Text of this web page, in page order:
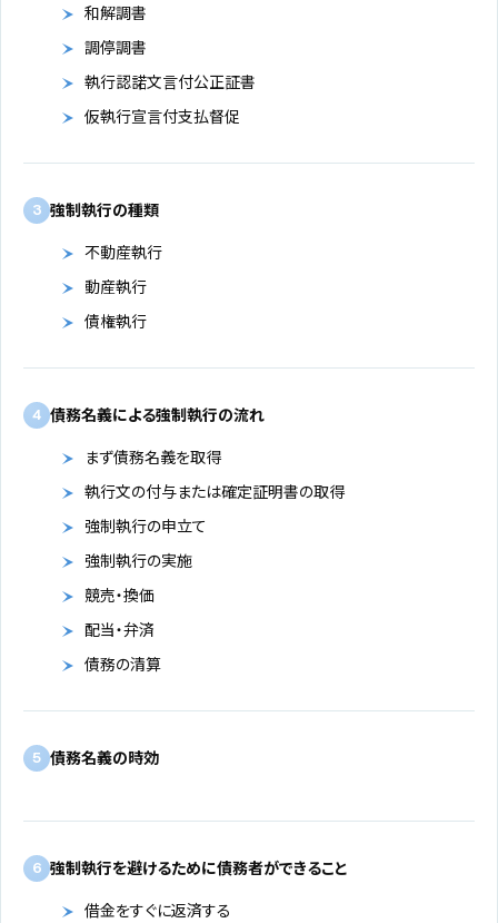
和解調書
調停調書
執行認諾文言付公正証書
仮執行宣言付支払督促
3 強制執行の種類
不動産執行
動産執行
債権執行
4 債務名義による強制執行の流れ
まず債務名義を取得
執行文の付与または確定証明書の取得
強制執行の申立て
強制執行の実施
競売・換価
配当・弁済
債務の清算
5 債務名義の時効
6 強制執行を避けるために債務者ができること
借金をすぐに返済する